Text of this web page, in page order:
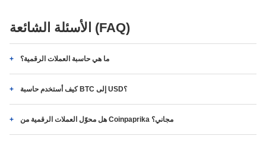
الأسئلة الشائعة (FAQ)
ما هي حاسبة العملات الرقمية؟
كيف أستخدم حاسبة BTC إلى USD؟
هل محوّل العملات الرقمية من Coinpaprika مجاني؟